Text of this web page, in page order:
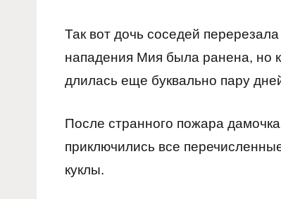
Так вот дочь соседей
нападения Мия была ранена, но
длилась еще буквально пару
После странного пожара
приключились все
куклы.